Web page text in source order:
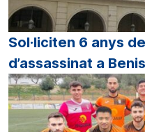
Sol·liciten 6 anys
d’assassinat a